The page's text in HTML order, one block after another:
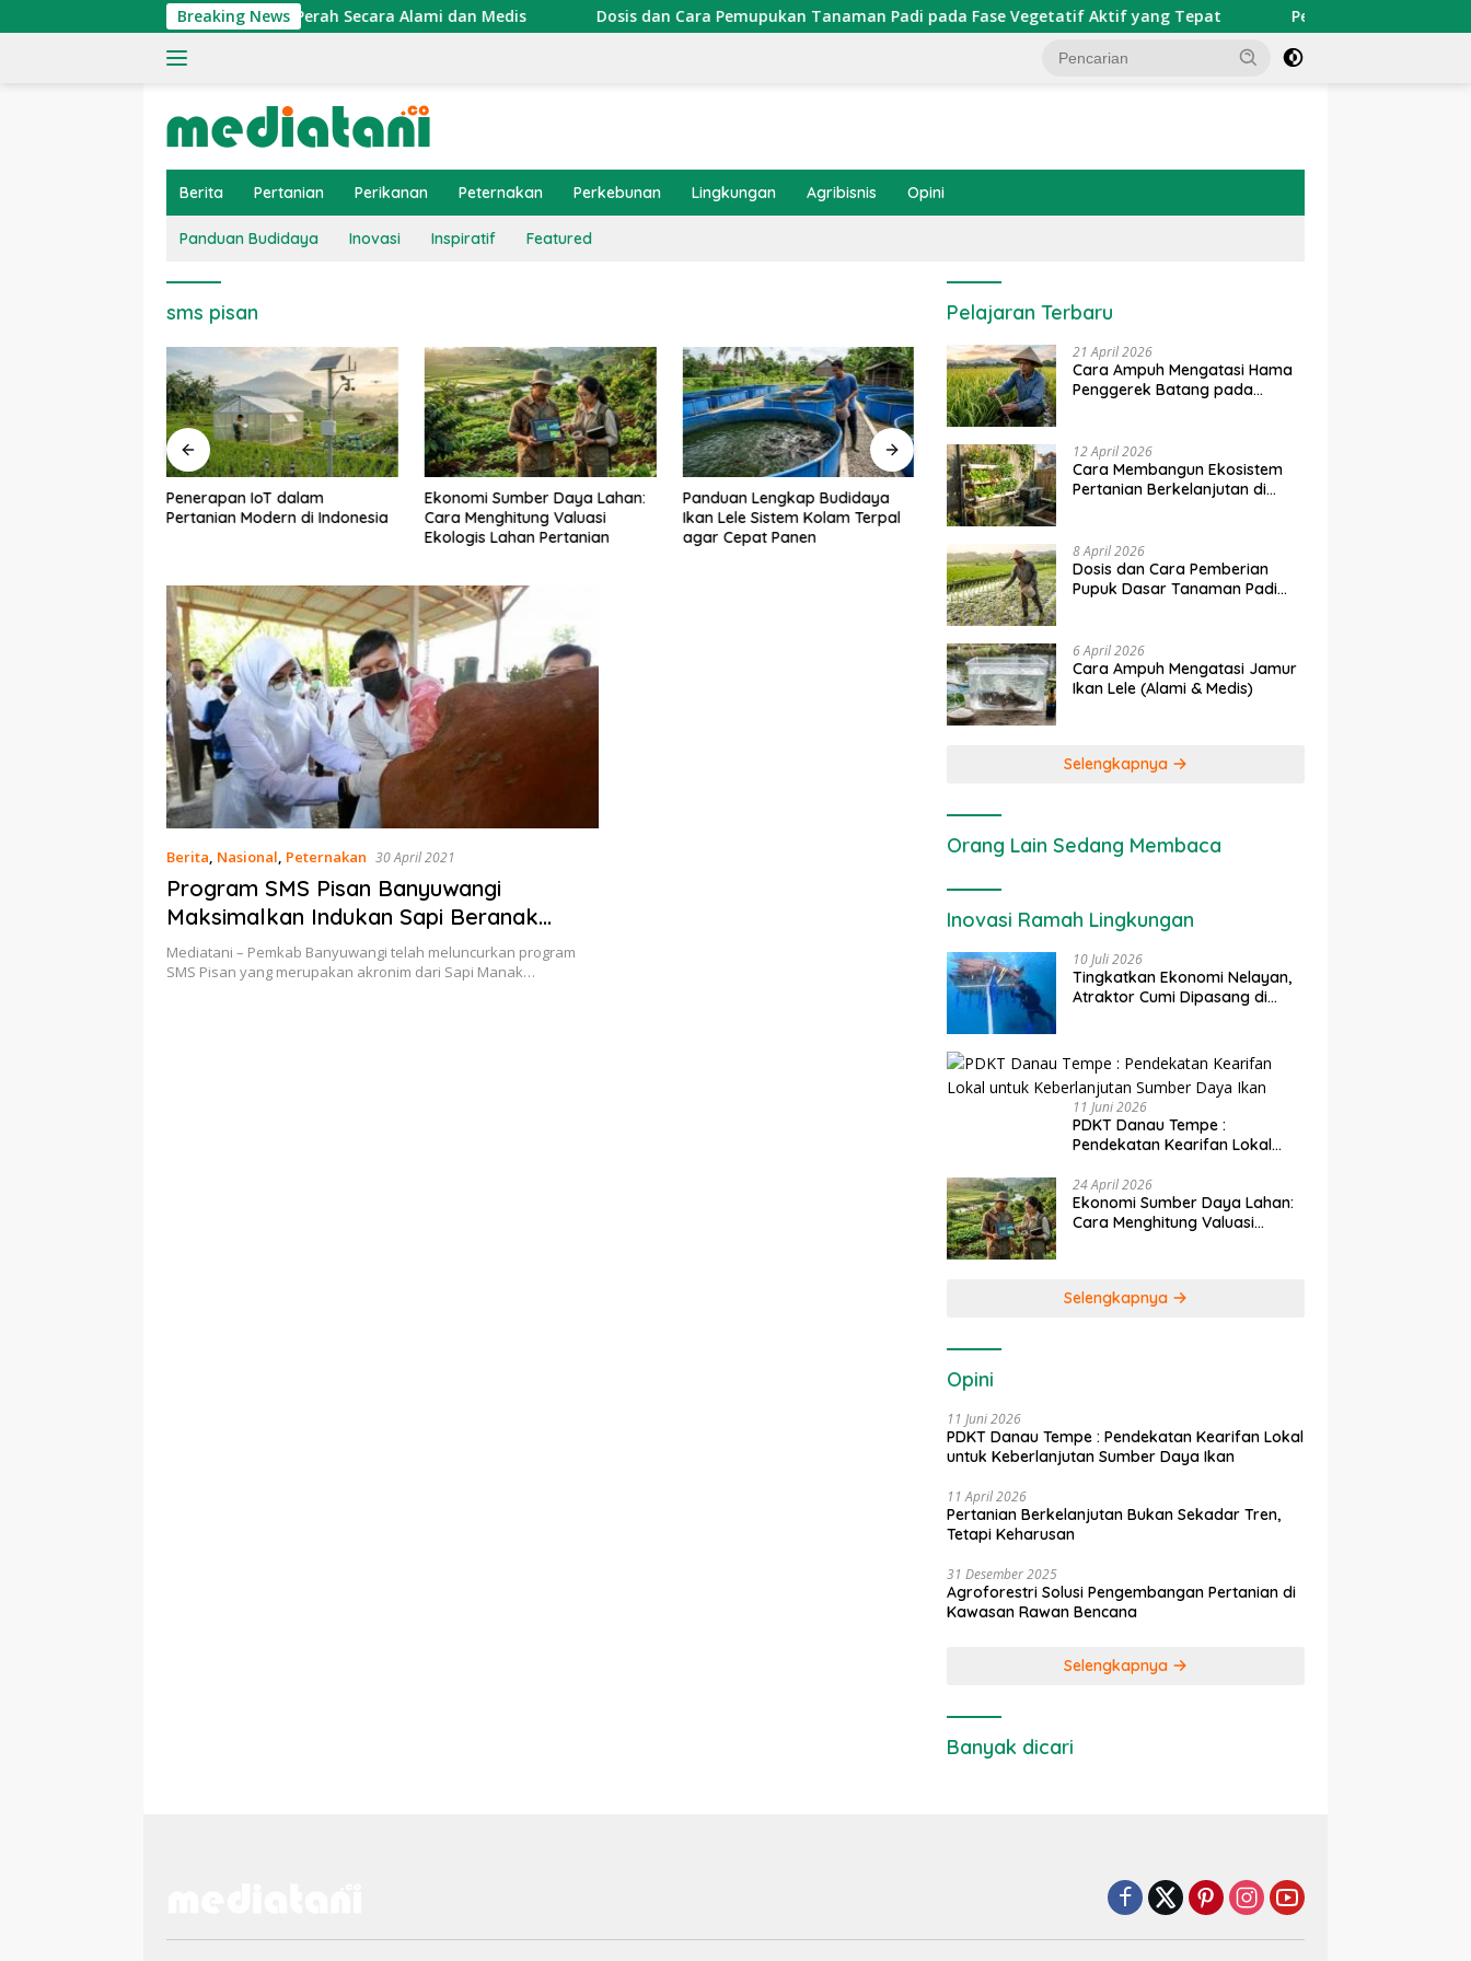
ke
Breaking News
Penyakit PMK pada Sapi Perah Secara Alami dan Medis Dosis dan Cara Pemupukan Tanaman Padi pada Fase Vegetatif Aktif yang Tepat Penerapan IoT dalam
Berita Pertanian Perikanan Peternakan Perkebunan Lingkungan Agribisnis Opini
Panduan Budidaya Inovasi Inspiratif Featured
sms pisan
Penerapan IoT dalam
Pertanian Modern di Indonesia
Ekonomi Sumber Daya Lahan:
Cara Menghitung Valuasi
Ekologis Lahan Pertanian
Panduan Lengkap Budidaya
Ikan Lele Sistem Kolam Terpal
agar Cepat Panen
Cara Membuat Pakan
Fermentasi dari Jerami Padi
Sapi Perah
Tingkatkan Ekonomi Nelayan,
Berita, Nasional, Peternakan 30 April 2021
Program SMS Pisan Banyuwangi
Maksimalkan Indukan Sapi Beranak
Setahun Sekali
Mediatani – Pemkab Banyuwangi telah meluncurkan program
SMS Pisan yang merupakan akronim dari Sapi Manak…
Pelajaran Terbaru
21 April 2026
Cara Ampuh Mengatasi Hama
Penggerek Batang pada
12 April 2026
Cara Membangun Ekosistem
Pertanian Berkelanjutan di
8 April 2026
Dosis dan Cara Pemberian
Pupuk Dasar Tanaman Padi
6 April 2026
Cara Ampuh Mengatasi Jamur
Ikan Lele (Alami & Medis)
Selengkapnya
Orang Lain Sedang Membaca
Inovasi Ramah Lingkungan
10 Juli 2026
Tingkatkan Ekonomi Nelayan,
Atraktor Cumi Dipasang di
11 Juni 2026
PDKT Danau Tempe :
Pendekatan Kearifan Lokal
Daya Ikan
24 April 2026
Ekonomi Sumber Daya Lahan:
Cara Menghitung Valuasi
Selengkapnya
Opini
11 Juni 2026
PDKT Danau Tempe : Pendekatan Kearifan Lokal
untuk Keberlanjutan Sumber Daya Ikan
11 April 2026
Pertanian Berkelanjutan Bukan Sekadar Tren,
Tetapi Keharusan
31 Desember 2025
Agroforestri Solusi Pengembangan Pertanian di
Kawasan Rawan Bencana
Selengkapnya
Banyak dicari